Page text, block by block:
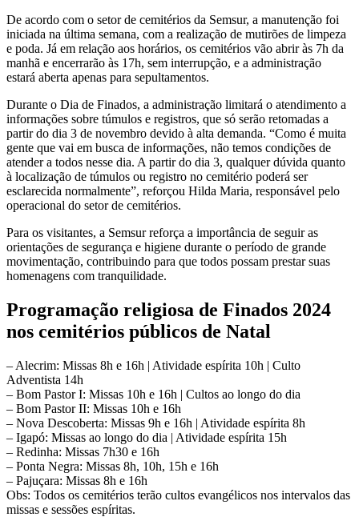
De acordo com o setor de cemitérios da Semsur, a manutenção foi
iniciada na última semana, com a realização de mutirões de limpeza
e poda. Já em relação aos horários, os cemitérios vão abrir às 7h da
manhã e encerrarão às 17h, sem interrupção, e a administração
estará aberta apenas para sepultamentos.
Durante o Dia de Finados, a administração limitará o atendimento a
informações sobre túmulos e registros, que só serão retomadas a
partir do dia 3 de novembro devido à alta demanda. “Como é muita
gente que vai em busca de informações, não temos condições de
atender a todos nesse dia. A partir do dia 3, qualquer dúvida quanto
à localização de túmulos ou registro no cemitério poderá ser
esclarecida normalmente”, reforçou Hilda Maria, responsável pelo
operacional do setor de cemitérios.
Para os visitantes, a Semsur reforça a importância de seguir as
orientações de segurança e higiene durante o período de grande
movimentação, contribuindo para que todos possam prestar suas
homenagens com tranquilidade.
Programação religiosa de Finados 2024
nos cemitérios públicos de Natal
– Alecrim: Missas 8h e 16h | Atividade espírita 10h | Culto
Adventista 14h
– Bom Pastor I: Missas 10h e 16h | Cultos ao longo do dia
– Bom Pastor II: Missas 10h e 16h
– Nova Descoberta: Missas 9h e 16h | Atividade espírita 8h
– Igapó: Missas ao longo do dia | Atividade espírita 15h
– Redinha: Missas 7h30 e 16h
– Ponta Negra: Missas 8h, 10h, 15h e 16h
– Pajuçara: Missas 8h e 16h
Obs: Todos os cemitérios terão cultos evangélicos nos intervalos das
missas e sessões espíritas.